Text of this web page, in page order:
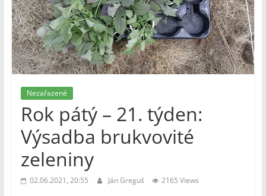
Nezařazené
Rok pátý – 21. týden:
Výsadba brukvovité
zeleniny
02.06.2021, 20:55 Ján Greguš 2165 Views